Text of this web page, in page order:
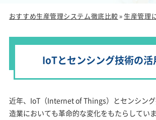
おすすめ生産管理システム徹底比較» 生産管理
IoTとセンシング技術の活
近年、IoT（Internet of Things）とセンシン
造業においても革命的な変化をもたらしてい